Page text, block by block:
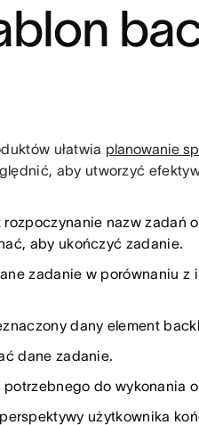
ułatwia planowanie
aby utworzyć
nazw zadań
aby ukończyć zadanie.
zadanie w porównaniu z
dany element
dane zadanie.
potrzebnego do wykonania
użytkownika